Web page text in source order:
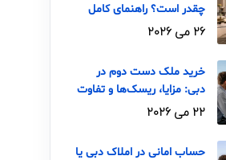
چقدر است؟ راهنمای کامل
DEWA برای ایرانی‌ها
26 می 2026
خرید ملک دست دوم در
دبی: مزایا، ریسک‌ها و تفاوت
با خرید از سازنده
22 می 2026
حساب امانی در املاک دبی یا